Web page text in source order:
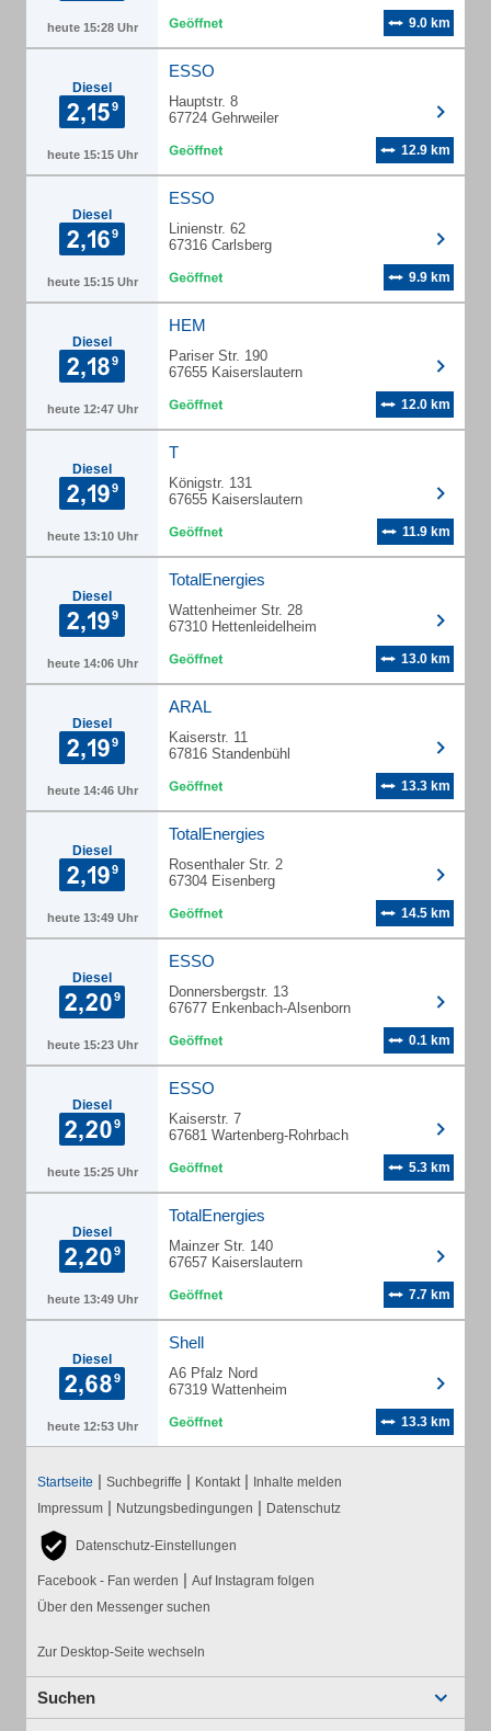
heute 15:28 Uhr 9.0 km
Diesel
heute 15:15 Uhr
ESSO
Hauptstr. 8
67724 Gehrweiler
12.9 km
Diesel
heute 15:15 Uhr
ESSO
Linienstr. 62
67316 Carlsberg
9.9 km
Diesel
heute 12:47 Uhr
HEM
Pariser Str. 190
67655 Kaiserslautern
12.0 km
Diesel
heute 13:10 Uhr
T
Königstr. 131
67655 Kaiserslautern
11.9 km
Diesel
heute 14:06 Uhr
TotalEnergies
Wattenheimer Str. 28
67310 Hettenleidelheim
13.0 km
Diesel
heute 14:46 Uhr
ARAL
Kaiserstr. 11
67816 Standenbühl
13.3 km
Diesel
heute 13:49 Uhr
TotalEnergies
Rosenthaler Str. 2
67304 Eisenberg
14.5 km
Diesel
heute 15:23 Uhr
ESSO
Donnersbergstr. 13
67677 Enkenbach-Alsenborn
0.1 km
Diesel
heute 15:25 Uhr
ESSO
Kaiserstr. 7
67681 Wartenberg-Rohrbach
5.3 km
Diesel
heute 13:49 Uhr
TotalEnergies
Mainzer Str. 140
67657 Kaiserslautern
7.7 km
Diesel
heute 12:53 Uhr
Shell
A6 Pfalz Nord
67319 Wattenheim
13.3 km
Startseite | Suchbegriffe | Kontakt | Inhalte melden
Impressum | Nutzungsbedingungen | Datenschutz
Datenschutz-Einstellungen
Facebook - Fan werden | Auf Instagram folgen
Über den Messenger suchen
Zur Desktop-Seite wechseln
Suchen